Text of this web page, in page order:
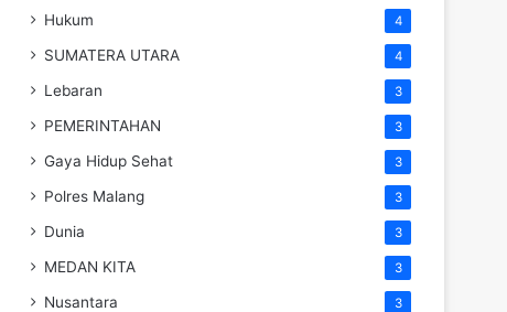
Hukum 4
SUMATERA UTARA 4
Lebaran 3
PEMERINTAHAN 3
Gaya Hidup Sehat 3
Polres Malang 3
Dunia 3
MEDAN KITA 3
Nusantara 3